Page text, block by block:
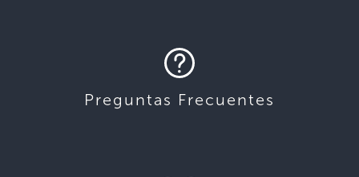
Preguntas Frecuentes